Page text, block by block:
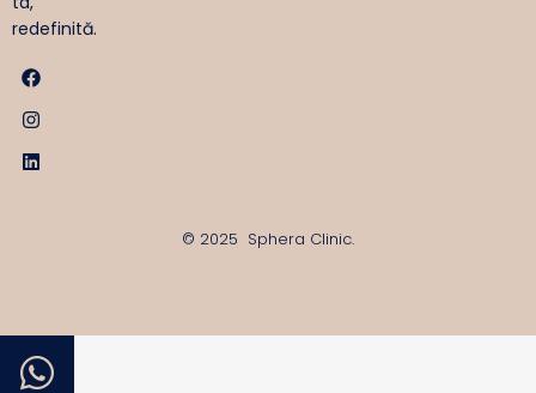
redefinită.
© 2025 Sphera Clinic.